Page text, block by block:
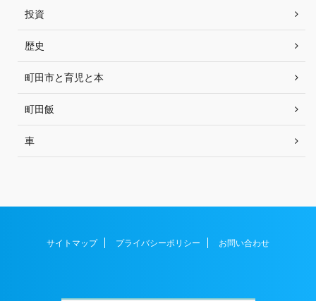
投資
歴史
町田市と育児と本
町田飯
車
サイトマップ プライバシーポリシー お問い合わせ